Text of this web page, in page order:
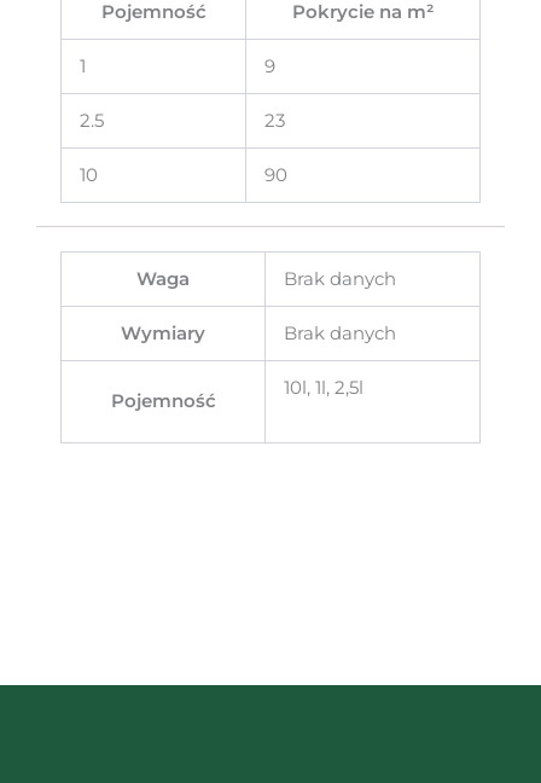
Pojemność Pokrycie na m²
1 9
2.5 23
10 90
Waga Brak danych
Wymiary Brak danych
Pojemność
10l, 1l, 2,5l